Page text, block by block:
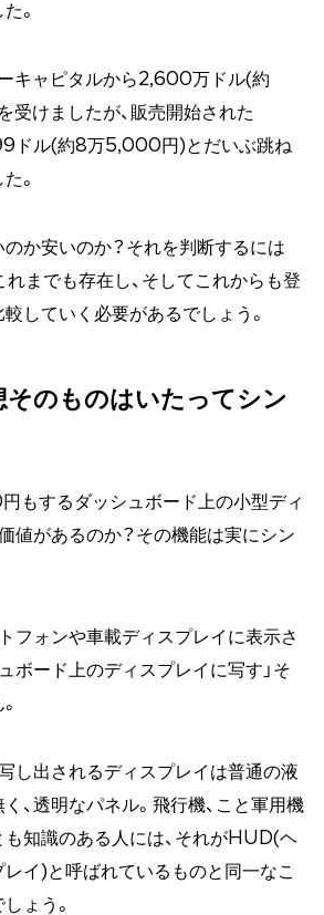
。
キャピタルから2,600万ドル(約
受けましたが、販売開始された
ドル(約8万5,000円)とだいぶ跳ね
。
か安いのか？それを判断するには
までも存在し、そしてこれからも登
していく必要があるでしょう。
のものはいたってシン
もするダッシュボード上の小型ディ
値があるのか？その機能は実にシン
フォンや車載ディスプレイに表示さ
ボード上のディスプレイに写す」そ
し出されるディスプレイは普通の液
、透明なパネル。飛行機、こと軍用機
知識のある人には、それがHUD(ヘ
イ)と呼ばれているものと同一なこ
ょう。